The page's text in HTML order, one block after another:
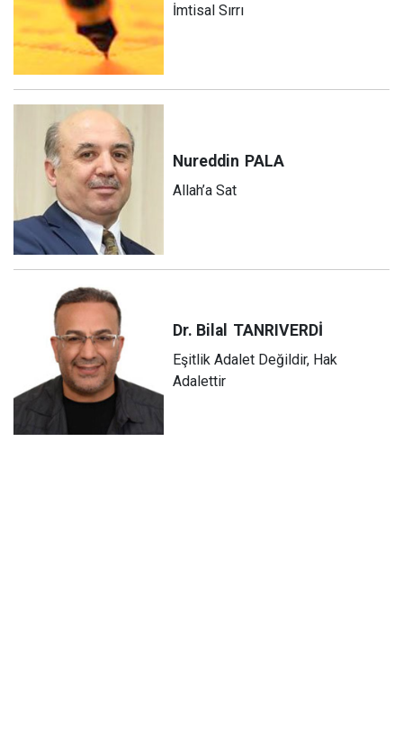
İmtisal Sırrı
Nureddin PALA
Allah’a Sat
Dr. Bilal TANRIVERDİ
Eşitlik Adalet Değildir, Hak
Adalettir